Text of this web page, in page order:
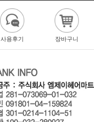
사용후기 장바구니